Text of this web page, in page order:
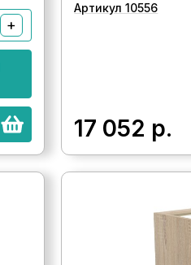
+
Артикул 10556
17 052 р.